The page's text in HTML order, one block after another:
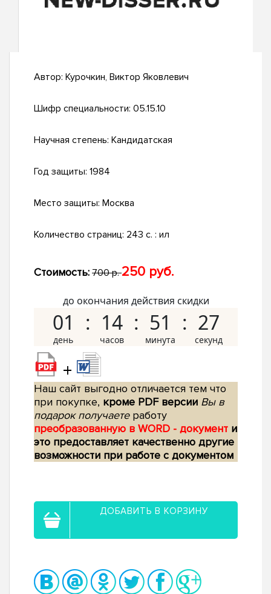
Автор: Курочкин, Виктор Яковлевич
Шифр специальности: 05.15.10
Научная степень: Кандидатская
Год защиты: 1984
Место защиты: Москва
Количество страниц: 243 c. : ил
Стоимость: 700 р.250 руб.
до окончания действия скидки
01 14 51 27
+
Наш сайт выгодно отличается тем что
при покупке, кроме PDF версии Вы в
подарок получаетеработу
преобразованную в WORD - документ и
это предоставляет качественно другие
возможности при работе с документом
ДОБАВИТЬ В КОРЗИНУ